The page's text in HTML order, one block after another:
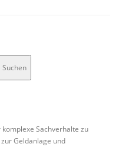
Suchen
Sachverhalte zu
Geldanlage und